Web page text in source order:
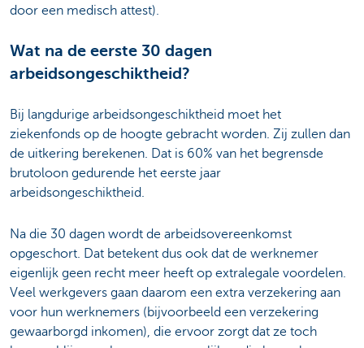
door een medisch attest).
Wat na de eerste 30 dagen
arbeidsongeschiktheid?
Bij langdurige arbeidsongeschiktheid moet het
ziekenfonds op de hoogte gebracht worden. Zij zullen dan
de uitkering berekenen. Dat is 60% van het begrensde
brutoloon gedurende het eerste jaar
arbeidsongeschiktheid.
Na die 30 dagen wordt de arbeidsovereenkomst
opgeschort. Dat betekent dus ook dat de werknemer
eigenlijk geen recht meer heeft op extralegale voordelen.
Veel werkgevers gaan daarom een extra verzekering aan
voor hun werknemers (bijvoorbeeld een verzekering
gewaarborgd inkomen), die ervoor zorgt dat ze toch